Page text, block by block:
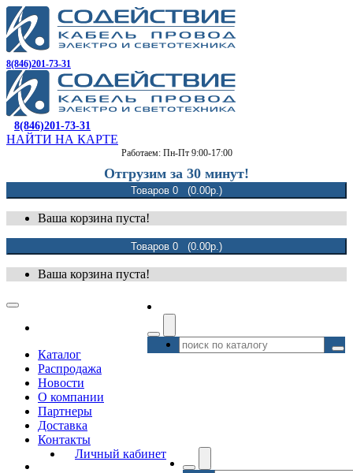
8(846)201-73-31
8(846)201-73-31
НАЙТИ НА КАРТЕ
Работаем: Пн-Пт 9:00-17:00
Отгрузим за 30 минут!
Товаров 0 (0.00р.)
Ваша корзина пуста!
Товаров 0 (0.00р.)
Ваша корзина пуста!
Каталог
Распродажа
Новости
О компании
Партнеры
Доставка
Контакты
Личный кабинет